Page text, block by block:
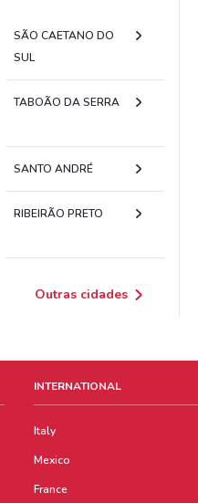
SÃO CAETANO DO
SUL
TABOÃO DA SERRA
SANTO ANDRÉ
RIBEIRÃO PRETO
Outras cidades
INTERNATIONAL
Italy
Mexico
France